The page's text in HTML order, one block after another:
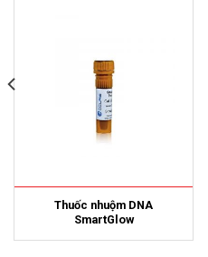
Thuốc nhuộm DNA
SmartGlow